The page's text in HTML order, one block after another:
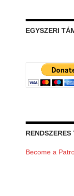
EGYSZERI
Become a